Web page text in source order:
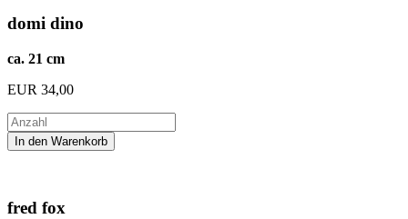
domi dino
ca. 21 cm
EUR 34,00
fred fox